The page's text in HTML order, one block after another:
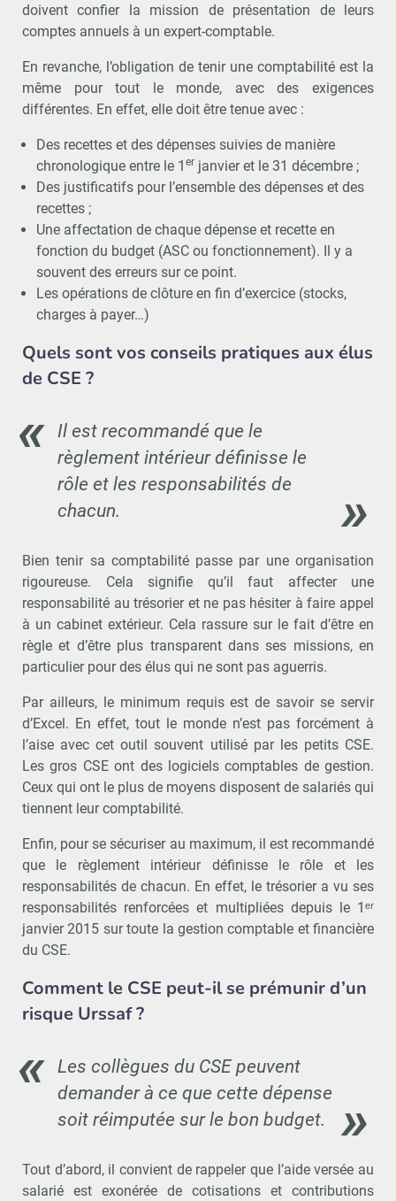
doivent confier la mission de présentation de leurs
comptes annuels à un expert-comptable.
En revanche, l’obligation de tenir une comptabilité est la
même pour tout le monde, avec des exigences
différentes. En effet, elle doit être tenue avec :
Des recettes et des dépenses suivies de manière
chronologique entre le 1 erjanvier et le 31 décembre ;
Des justificatifs pour l’ensemble des dépenses et des
recettes ;
Une affectation de chaque dépense et recette en
fonction du budget (ASC ou fonctionnement). Il y a
souvent des erreurs sur ce point.
Les opérations de clôture en fin d’exercice (stocks,
charges à payer…)
Quels sont vos conseils pratiques aux élus
de CSE ?
Il est recommandé que le
règlement intérieur définisse le
rôle et les responsabilités de
chacun.
Bien tenir sa comptabilité passe par une organisation
rigoureuse. Cela signifie qu’il faut affecter une
responsabilité au trésorier et ne pas hésiter à faire appel
à un cabinet extérieur. Cela rassure sur le fait d’être en
règle et d’être plus transparent dans ses missions, en
particulier pour des élus qui ne sont pas aguerris.
Par ailleurs, le minimum requis est de savoir se servir
d’Excel. En effet, tout le monde n’est pas forcément à
l’aise avec cet outil souvent utilisé par les petits CSE.
Les gros CSE ont des logiciels comptables de gestion.
Ceux qui ont le plus de moyens disposent de salariés qui
tiennent leur comptabilité.
Enfin, pour se sécuriser au maximum, il est recommandé
que le règlement intérieur définisse le rôle et les
responsabilités de chacun. En effet, le trésorier a vu ses
responsabilités renforcées et multipliées depuis le 1ᵉʳ
janvier 2015 sur toute la gestion comptable et financière
du CSE.
Comment le CSE peut-il se prémunir d’un
risque Urssaf ?
Les collègues du CSE peuvent
demander à ce que cette dépense
soit réimputée sur le bon budget.
Tout d’abord, il convient de rappeler que l’aide versée au
salarié est exonérée de cotisations et contributions